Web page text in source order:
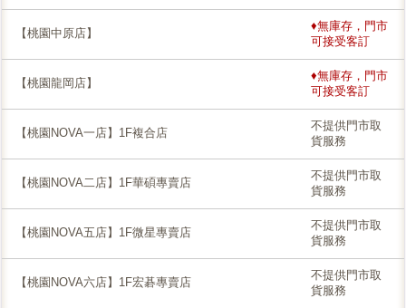
【桃園中原店】
♦無庫存，門市
可接受客訂
【桃園龍岡店】
♦無庫存，門市
可接受客訂
【桃園NOVA一店】1F複合店
不提供門市取
貨服務
【桃園NOVA二店】1F華碩專賣店
不提供門市取
貨服務
【桃園NOVA五店】1F微星專賣店
不提供門市取
貨服務
【桃園NOVA六店】1F宏碁專賣店
不提供門市取
貨服務